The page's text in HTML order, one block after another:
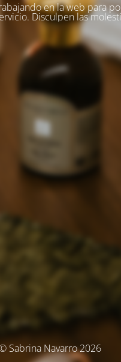
en la web para
Disculpen las
Sabrina Navarro 2026